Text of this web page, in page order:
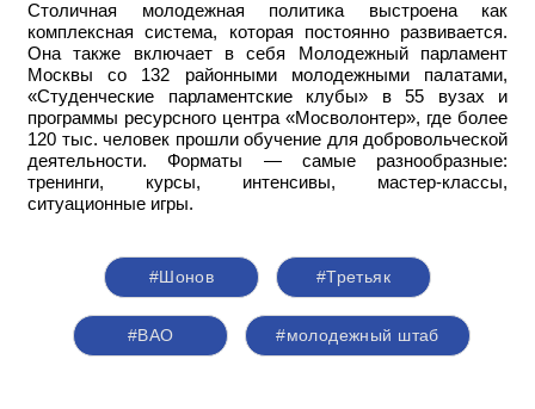
Столичная молодежная политика выстроена как
комплексная система, которая постоянно развивается.
Она также включает в себя Молодежный парламент
Москвы со 132 районными молодежными палатами,
«Студенческие парламентские клубы» в 55 вузах и
программы ресурсного центра «Мосволонтер», где более
120 тыс. человек прошли обучение для добровольческой
деятельности. Форматы — самые разнообразные:
тренинги, курсы, интенсивы, мастер-классы,
ситуационные игры.
#Шонов #Третьяк
#ВАО #молодежный штаб